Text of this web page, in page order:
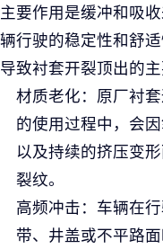
主要作用是缓冲和吸
辆行驶的稳定性和舒适
导致衬套开裂顶出的主
材质老化：原厂衬
的使用过程中，会
以及持续的挤压变
裂纹。
高频冲击：车辆在
带、井盖或不平路